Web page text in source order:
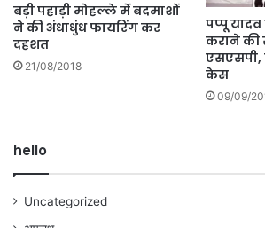
बड़ी पहाड़ी मोहल्ले में बदमाशों
ने की अंधाधुंध फायरिंग कर
दहशत
21/08/2018
पप्पू यादव
कराने की
एसएसपी,
केस
09/09/
hello
Uncategorized